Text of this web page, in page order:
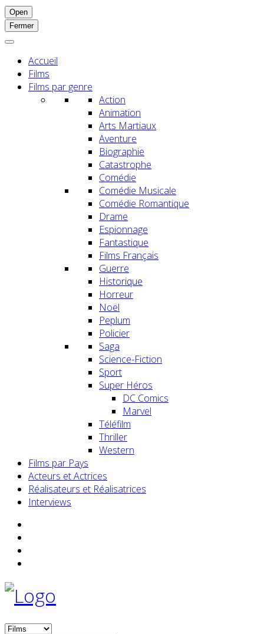
Open
Fermer
Accueil
Films
Films par genre
Action
Animation
Arts Martiaux
Aventure
Biographie
Catastrophe
Comédie
Comédie Musicale
Comédie Romantique
Drame
Espionnage
Fantastique
Films Français
Guerre
Historique
Horreur
Noël
Peplum
Policier
Saga
Science-Fiction
Sport
Super Héros
DC Comics
Marvel
Téléfilm
Thriller
Western
Films par Pays
Acteurs et Actrices
Réalisateurs et Réalisatrices
Interviews